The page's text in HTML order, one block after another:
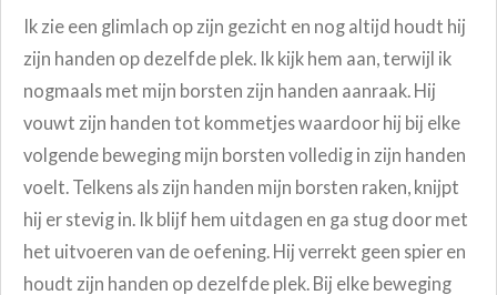
Ik zie een glimlach op zijn gezicht en nog altijd houdt hij
zijn handen op dezelfde plek. Ik kijk hem aan, terwijl ik
nogmaals met mijn borsten zijn handen aanraak. Hij
vouwt zijn handen tot kommetjes waardoor hij bij elke
volgende beweging mijn borsten volledig in zijn handen
voelt. Telkens als zijn handen mijn borsten raken, knijpt
hij er stevig in. Ik blijf hem uitdagen en ga stug door met
het uitvoeren van de oefening. Hij verrekt geen spier en
houdt zijn handen op dezelfde plek. Bij elke beweging